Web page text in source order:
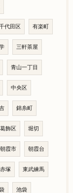
代田区 有楽町
三軒茶屋
青山一丁目
中央区
錦糸町
葛飾区 堀切
朝霞市 朝霞台
塚 東武練馬
池袋